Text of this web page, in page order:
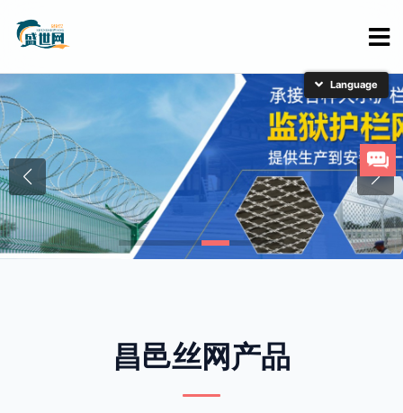
昌邑丝网产品
简体中文
English
日本語
한국어